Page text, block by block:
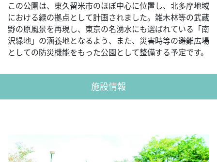
この公園は、東久留米市のほぼ中心に位置し、北多摩地域
における緑の拠点として計画されました。雑木林等の武蔵
野の原風景を再現し、東京の名湧水にも選ばれている「南
沢緑地」の涵養地となるよう、また、災害時等の避難広場
としての防災機能をもった公園として整備する予定です。
施設情報